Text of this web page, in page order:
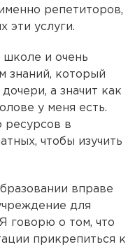
репетиторов,
эти услуги.
школе и очень
знаний, который
а значит как
у меня есть.
ресурсов в
чтобы изучить
вправе
для
говорю о том, что
прикрепиться к